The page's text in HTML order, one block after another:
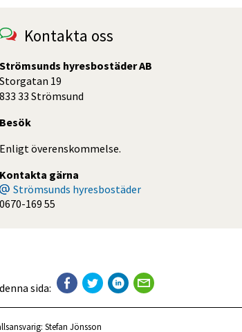
Kontakta oss
Strömsunds hyresbostäder AB
Storgatan 19
833 33 Strömsund
Besök
Enligt överenskommelse.
Kontakta gärna
Strömsunds hyresbostäder
0670-169 55
sida:
Stefan Jönsson